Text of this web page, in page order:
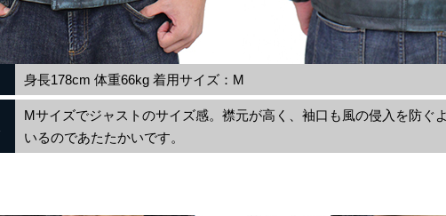
身長178cm 体重66kg 着用サイズ：M
Mサイズでジャストのサイズ感。襟元が高く、袖口も風の侵入を防ぐ
いるのであたたかいです。